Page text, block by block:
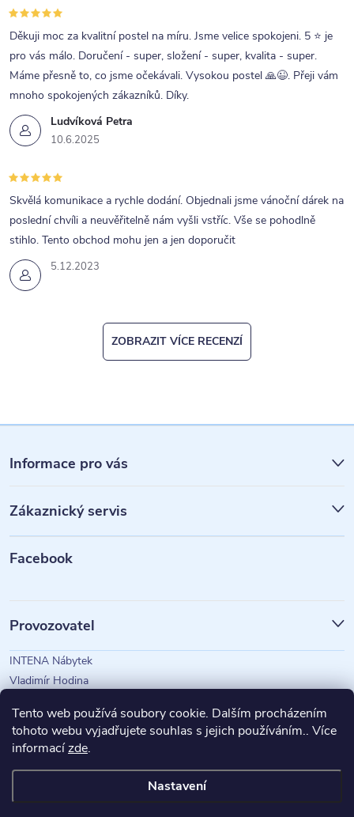
Tento web používá soubory cookie. Dalším procházením
tohoto webu vyjadřujete souhlas s jejich používáním.. Více
informacízde.
Nastavení
p
r
v
k
y
v
p
i
s
u
Ludvíková Petra
10.6.2025
Děkuji moc za kvalitní postel na míru. Jsme velice spokojeni. 5 ⭐ je
pro vás málo. Doručení - super, složení - super, kvalita - super.
Máme přesně to, co jsme očekávali. Vysokou postel 🙏😉. Přeji vám
mnoho spokojených zákazníků. Díky.
5.12.2023
Skvělá komunikace a rychle dodání. Objednali jsme vánoční dárek na
poslední chvíli a neuvěřitelně nám vyšli vstříc. Vše se pohodlně
stihlo. Tento obchod mohu jen a jen doporučit
ZOBRAZIT VÍCE RECENZÍ
á
p
a
Informace pro vás
Zákaznický servis
Facebook
Provozovatel
INTENA Nábytek
Vladimír Hodina